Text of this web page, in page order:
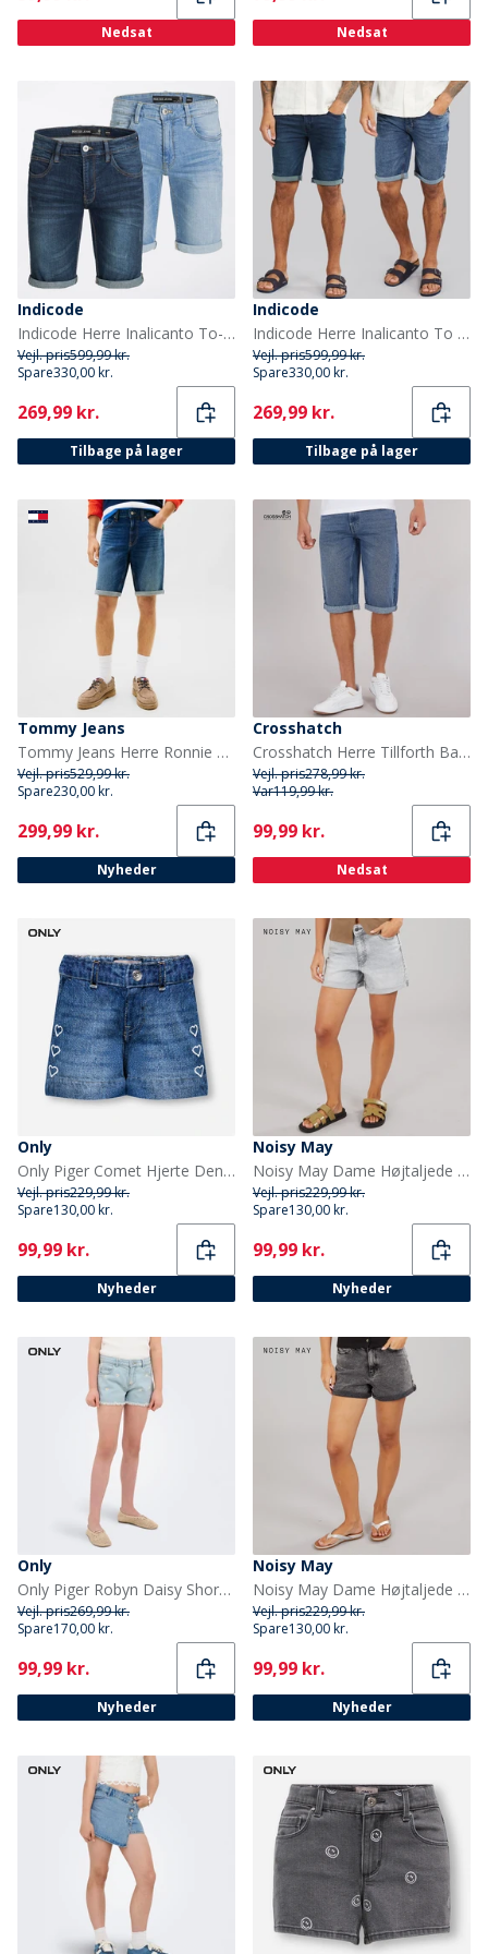
Nedsat Nedsat
Indicode
Indicode Herre Inalicanto To-pak Shorts Denim
Vejl. pris599,99 kr.
Spare330,00 kr.
Current
269,99 kr.
Tilbage på lager
Indicode
Indicode Herre Inalicanto To Pak Denim Shorts Medium Indigo/Iconic Blue Medium Indigo+Iconic Blue
Vejl. pris599,99 kr.
Spare330,00 kr.
Current
269,99 kr.
Tilbage på lager
Tommy Jeans
Tommy Jeans Herre Ronnie Faded Slim Denim Shorts Denim Dark
Vejl. pris529,99 kr.
Spare230,00 kr.
Current
299,99 kr.
Nyheder
Crosshatch
Crosshatch Herre Tillforth Baggy Denim Shorts Stonewash
Vejl. pris278,99 kr.
Var119,99 kr.
Current
99,99 kr.
Nedsat
Only
Only Piger Comet Hjerte Denim Shorts Medium Blue Denim
Vejl. pris229,99 kr.
Spare130,00 kr.
Current
99,99 kr.
Nyheder
Noisy May
Noisy May Dame Højtaljede Denim Shorts Light Grey Denim
Vejl. pris229,99 kr.
Spare130,00 kr.
Current
99,99 kr.
Nyheder
Only
Only Piger Robyn Daisy Shorts Light Blue Denim
Vejl. pris269,99 kr.
Spare170,00 kr.
Current
99,99 kr.
Nyheder
Noisy May
Noisy May Dame Højtaljede Denim Shorts Dark Grey Denim
Vejl. pris229,99 kr.
Spare130,00 kr.
Current
99,99 kr.
Nyheder